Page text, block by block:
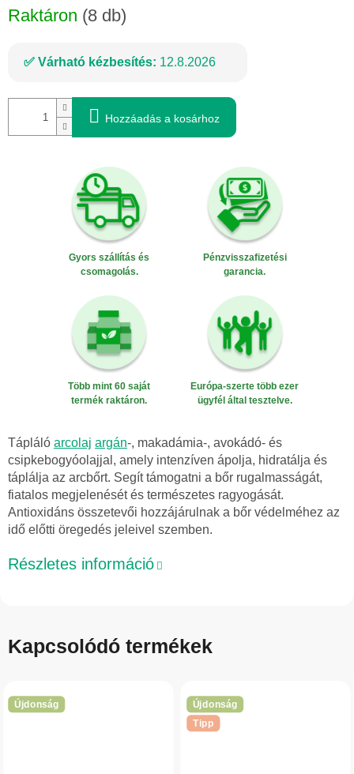
Raktáron (8 db)
Várható kézbesítés: 12.8.2026
Hozzáadás a kosárhoz
Gyors szállítás és
csomagolás.
Pénzvisszafizetési
garancia.
Több mint 60 saját
termék raktáron.
Európa-szerte több ezer
ügyfél által tesztelve.
Tápláló arcolaj argán-, makadámia-, avokádó- és
csipkebogyóolajjal, amely intenzíven ápolja, hidratálja és
táplálja az arcbőrt. Segít támogatni a bőr rugalmasságát,
fiatalos megjelenését és természetes ragyogását.
Antioxidáns összetevői hozzájárulnak a bőr védelméhez az
idő előtti öregedés jeleivel szemben.
Részletes információ
Kapcsolódó termékek
Újdonság
Újdonság
Tipp